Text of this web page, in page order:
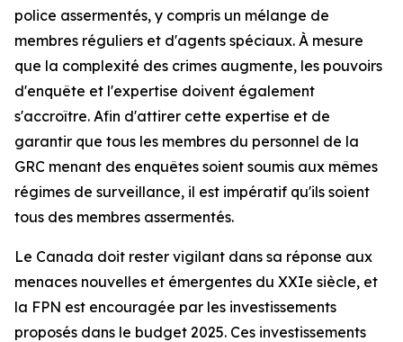
police assermentés, y compris un mélange de
membres réguliers et d'agents spéciaux. À mesure
que la complexité des crimes augmente, les pouvoirs
d'enquête et l'expertise doivent également
s'accroître. Afin d'attirer cette expertise et de
garantir que tous les membres du personnel de la
GRC menant des enquêtes soient soumis aux mêmes
régimes de surveillance, il est impératif qu'ils soient
tous des membres assermentés.
Le Canada doit rester vigilant dans sa réponse aux
menaces nouvelles et émergentes du XXIe siècle, et
la FPN est encouragée par les investissements
proposés dans le budget 2025. Ces investissements